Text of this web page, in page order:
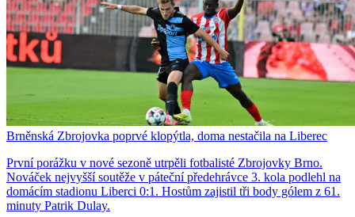
Brněnská Zbrojovka poprvé klopýtla, doma nestačila na Liberec
První porážku v nové sezoně utrpěli fotbalisté Zbrojovky Brno.
Nováček nejvyšší soutěže v páteční předehrávce 3. kola podlehl na
domácím stadionu Liberci 0:1. Hostům zajistil tři body gólem z 61.
minuty Patrik Dulay.